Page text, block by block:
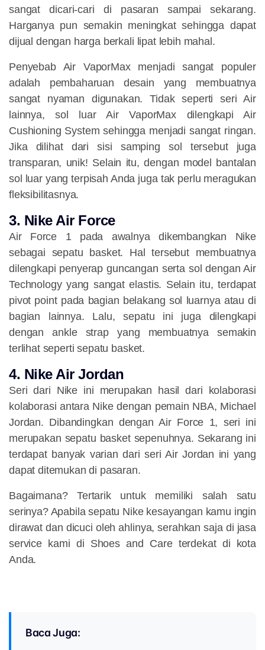
sangat dicari-cari di pasaran sampai sekarang.
Harganya pun semakin meningkat sehingga dapat
dijual dengan harga berkali lipat lebih mahal.
Penyebab Air VaporMax menjadi sangat populer
adalah pembaharuan desain yang membuatnya
sangat nyaman digunakan. Tidak seperti seri Air
lainnya, sol luar Air VaporMax dilengkapi Air
Cushioning System sehingga menjadi sangat ringan.
Jika dilihat dari sisi samping sol tersebut juga
transparan, unik! Selain itu, dengan model bantalan
sol luar yang terpisah Anda juga tak perlu meragukan
fleksibilitasnya.
3. Nike Air Force
Air Force 1 pada awalnya dikembangkan Nike
sebagai sepatu basket. Hal tersebut membuatnya
dilengkapi penyerap guncangan serta sol dengan Air
Technology yang sangat elastis. Selain itu, terdapat
pivot point pada bagian belakang sol luarnya atau di
bagian lainnya. Lalu, sepatu ini juga dilengkapi
dengan ankle strap yang membuatnya semakin
terlihat seperti sepatu basket.
4. Nike Air Jordan
Seri dari Nike ini merupakan hasil dari kolaborasi
kolaborasi antara Nike dengan pemain NBA, Michael
Jordan. Dibandingkan dengan Air Force 1, seri ini
merupakan sepatu basket sepenuhnya. Sekarang ini
terdapat banyak varian dari seri Air Jordan ini yang
dapat ditemukan di pasaran.
Bagaimana? Tertarik untuk memiliki salah satu
serinya? Apabila sepatu Nike kesayangan kamu ingin
dirawat dan dicuci oleh ahlinya, serahkan saja di jasa
service kami di Shoes and Care terdekat di kota
Anda.
Baca Juga: